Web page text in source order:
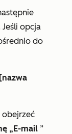
Jeśli opcja
do
obejrzeć
„E-mail ”